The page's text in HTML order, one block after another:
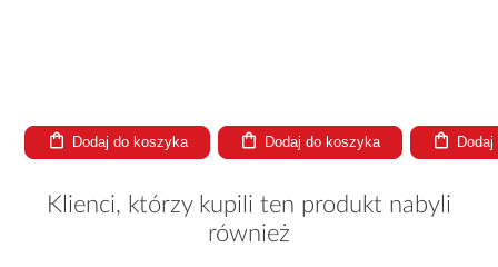
Dodaj do koszyka Dodaj do koszyka
Klienci, którzy kupili ten produkt nabyli
również